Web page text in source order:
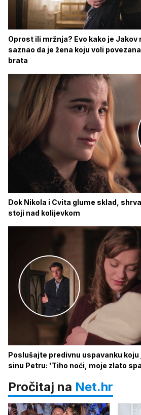
Oprost ili mržnja? Evo kako je Jakov
saznao da je žena koju voli
brata
Dok Nikola i Cvita glume sklad,
stoji nad kolijevkom
Poslušajte predivnu uspavanku koju
sinu Petru: 'Tiho noći, moje zlato
Pročitaj na Net.hr